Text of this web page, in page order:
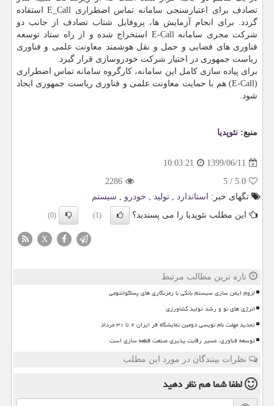
تصادف برای اعتبارسنجی سامانه تماس اضطراری E_Call استفاده
گردد. برای انجام آزمایش ها، پروفایل شتاب تصادف از جانب دو
شرکت مجری سامانه E-Call استخراج شده و از راه ستاد توسعه
فناوری های فضایی و حمل و نقل هوشمند معاونت علمی و فناوری
ریاست جمهوری در اختیار شرکت خودروسازی قرار گیرد.
برای پیاده سازی کامل این سامانه، کارگروه سامانه تماس اضطراری
(E-Call) هم با حمایت معاونت علمی و فناوری ریاست جمهوری ایجاد
شود.
منبع: نئوپدیا
1399/06/11
10:03:21
5.0
/
5
2286
تگهای خبر:
استاندارد , تولید , خودرو , سیستم
این مطلب نئوپدیا را می پسندید؟
(1)
(0)
X
تازه ترین مطالب مرتبط
لزوم ایمن سازی سیستم بانکی با رمزنگاری های پساکوانتومی
انرژی های نو و رشد تولید کشاورزی
تمدید مهلت نام نویسی دومین نمایشگاه فر ایران ۲ تا ۳۱ مرداد
توسعه فناوری، مسیر رقابت پذیری صنعت قطعه سازی است
نظرات بینندگان در مورد این مطلب
لطفا شما همنظر دهید